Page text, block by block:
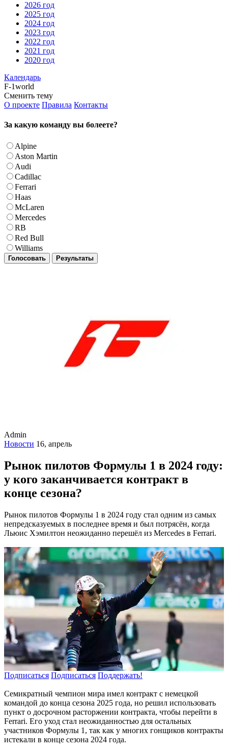
2026 год
2025 год
2024 год
2023 год
2022 год
2021 год
2020 год
Календарь
F-1world
Сменить тему
О проекте Правила Контакты
За какую команду вы болеете?
Alpine
Aston Martin
Audi
Cadillac
Ferrari
Haas
McLaren
Mercedes
RB
Red Bull
Williams
Голосовать Результаты
Admin
Новости 16, апрель
Рынок пилотов Формулы 1 в 2024 году:
у кого заканчивается контракт в
конце сезона?
Рынок пилотов Формулы 1 в 2024 году стал одним из самых
непредсказуемых в последнее время и был потрясён, когда
Льюис Хэмилтон неожиданно перешёл из Mercedes в Ferrari.
Подписаться Подписаться Поддержать!
Семикратный чемпион мира имел контракт с немецкой
командой до конца сезона 2025 года, но решил использовать
пункт о досрочном расторжении контракта, чтобы перейти в
Ferrari. Его уход стал неожиданностью для остальных
участников Формулы 1, так как у многих гонщиков контракты
истекали в конце сезона 2024 года.